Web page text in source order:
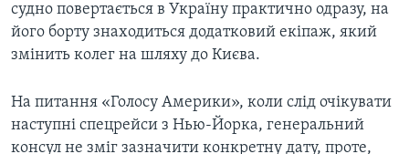
судно повертається в Україну практично одразу, на
його борту знаходиться додатковий екіпаж, який
змінить колег на шляху до Києва.
На питання «Голосу Америки», коли слід очікувати
наступні спецрейси з Нью-Йорка, генеральний
консул не зміг зазначити конкретну дату, проте,